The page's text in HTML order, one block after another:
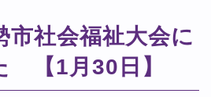
社会福祉大会に
【1月30日】